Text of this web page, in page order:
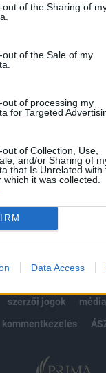
out of the Sharing of
out of the Sale of my
out of processing my
for Targeted
of Collection, Use,
and/or Sharing of
that Is Unrelated with
it was collected.
Data Access
teljes cikkarchívum
Előfizetés
VAGY?
szerzői jogok
kommentkezelés